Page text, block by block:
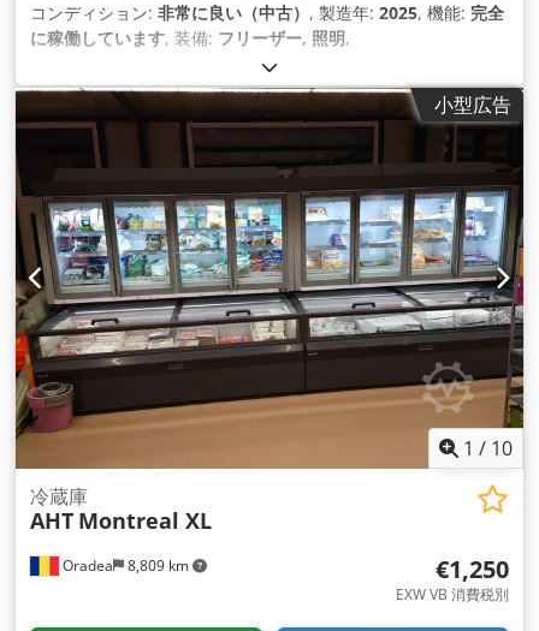
コンディション: 非常に良い（中古） , 製造年: 2025, 機能: 完全
に稼働しています, 装備: フリーザー, 照明,
小型広告
1 / 10
Oradea 8,809 km
冷蔵庫
AHT Montreal XL
€1,250
EXW VB 消費税別